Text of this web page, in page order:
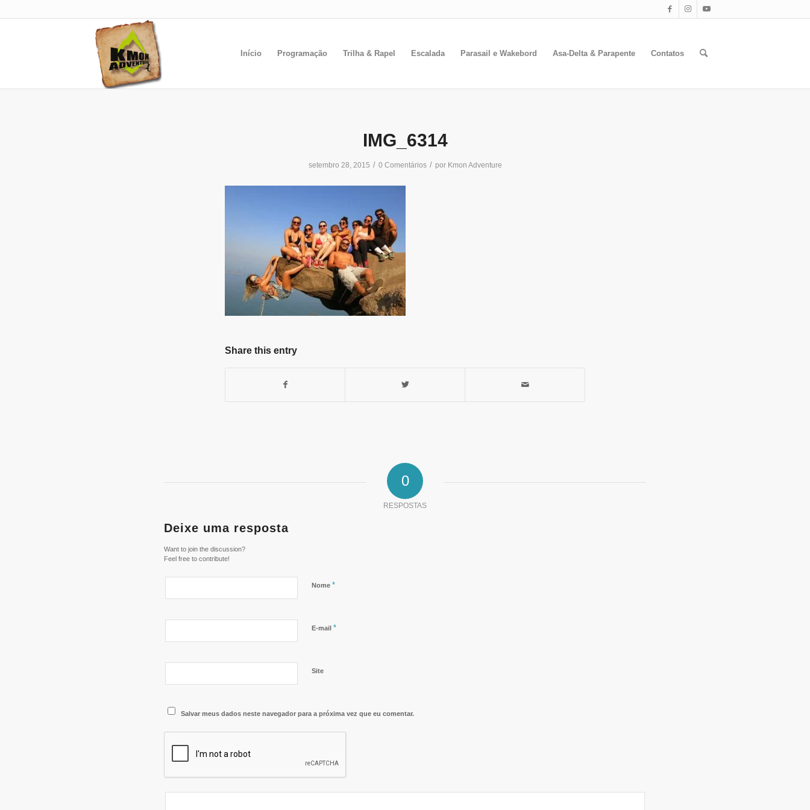
Início Programação Trilha & Rapel Escalada Parasail e Wakebord Asa-Delta & Parapente Contatos
IMG_6314
setembro 28, 2015 / 0 Comentários / por Kmon Adventure
Share this entry
0
RESPOSTAS
Deixe uma resposta
Want to join the discussion?
Feel free to contribute!
Nome *
E-mail *
Site
Salvar meus dados neste navegador para a próxima vez que eu comentar.